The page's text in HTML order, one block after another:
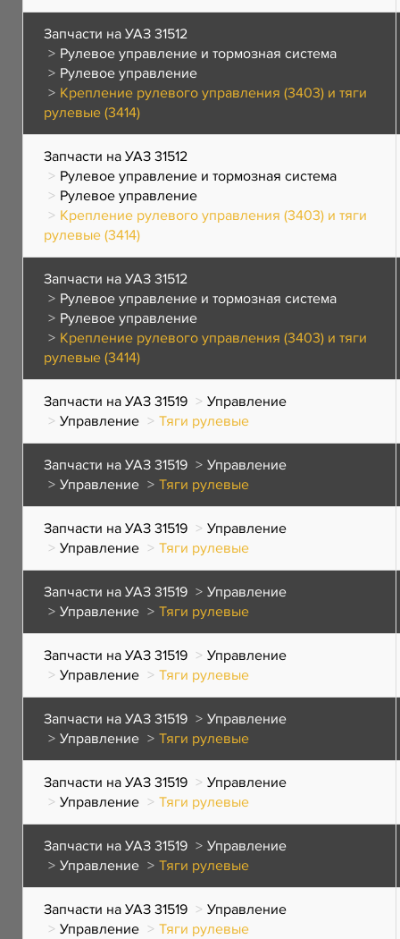
Запчасти на УАЗ 31512
Рулевое управление и тормозная система
Рулевое управление
Крепление рулевого управления (3403) и тяги
рулевые (3414)
Запчасти на УАЗ 31512
Рулевое управление и тормозная система
Рулевое управление
Крепление рулевого управления (3403) и тяги
рулевые (3414)
Запчасти на УАЗ 31512
Рулевое управление и тормозная система
Рулевое управление
Крепление рулевого управления (3403) и тяги
рулевые (3414)
Запчасти на УАЗ 31519
Управление
Управление
Тяги рулевые
Запчасти на УАЗ 31519
Управление
Управление
Тяги рулевые
Запчасти на УАЗ 31519
Управление
Управление
Тяги рулевые
Запчасти на УАЗ 31519
Управление
Управление
Тяги рулевые
Запчасти на УАЗ 31519
Управление
Управление
Тяги рулевые
Запчасти на УАЗ 31519
Управление
Управление
Тяги рулевые
Запчасти на УАЗ 31519
Управление
Управление
Тяги рулевые
Запчасти на УАЗ 31519
Управление
Управление
Тяги рулевые
Запчасти на УАЗ 31519
Управление
Управление
Тяги рулевые